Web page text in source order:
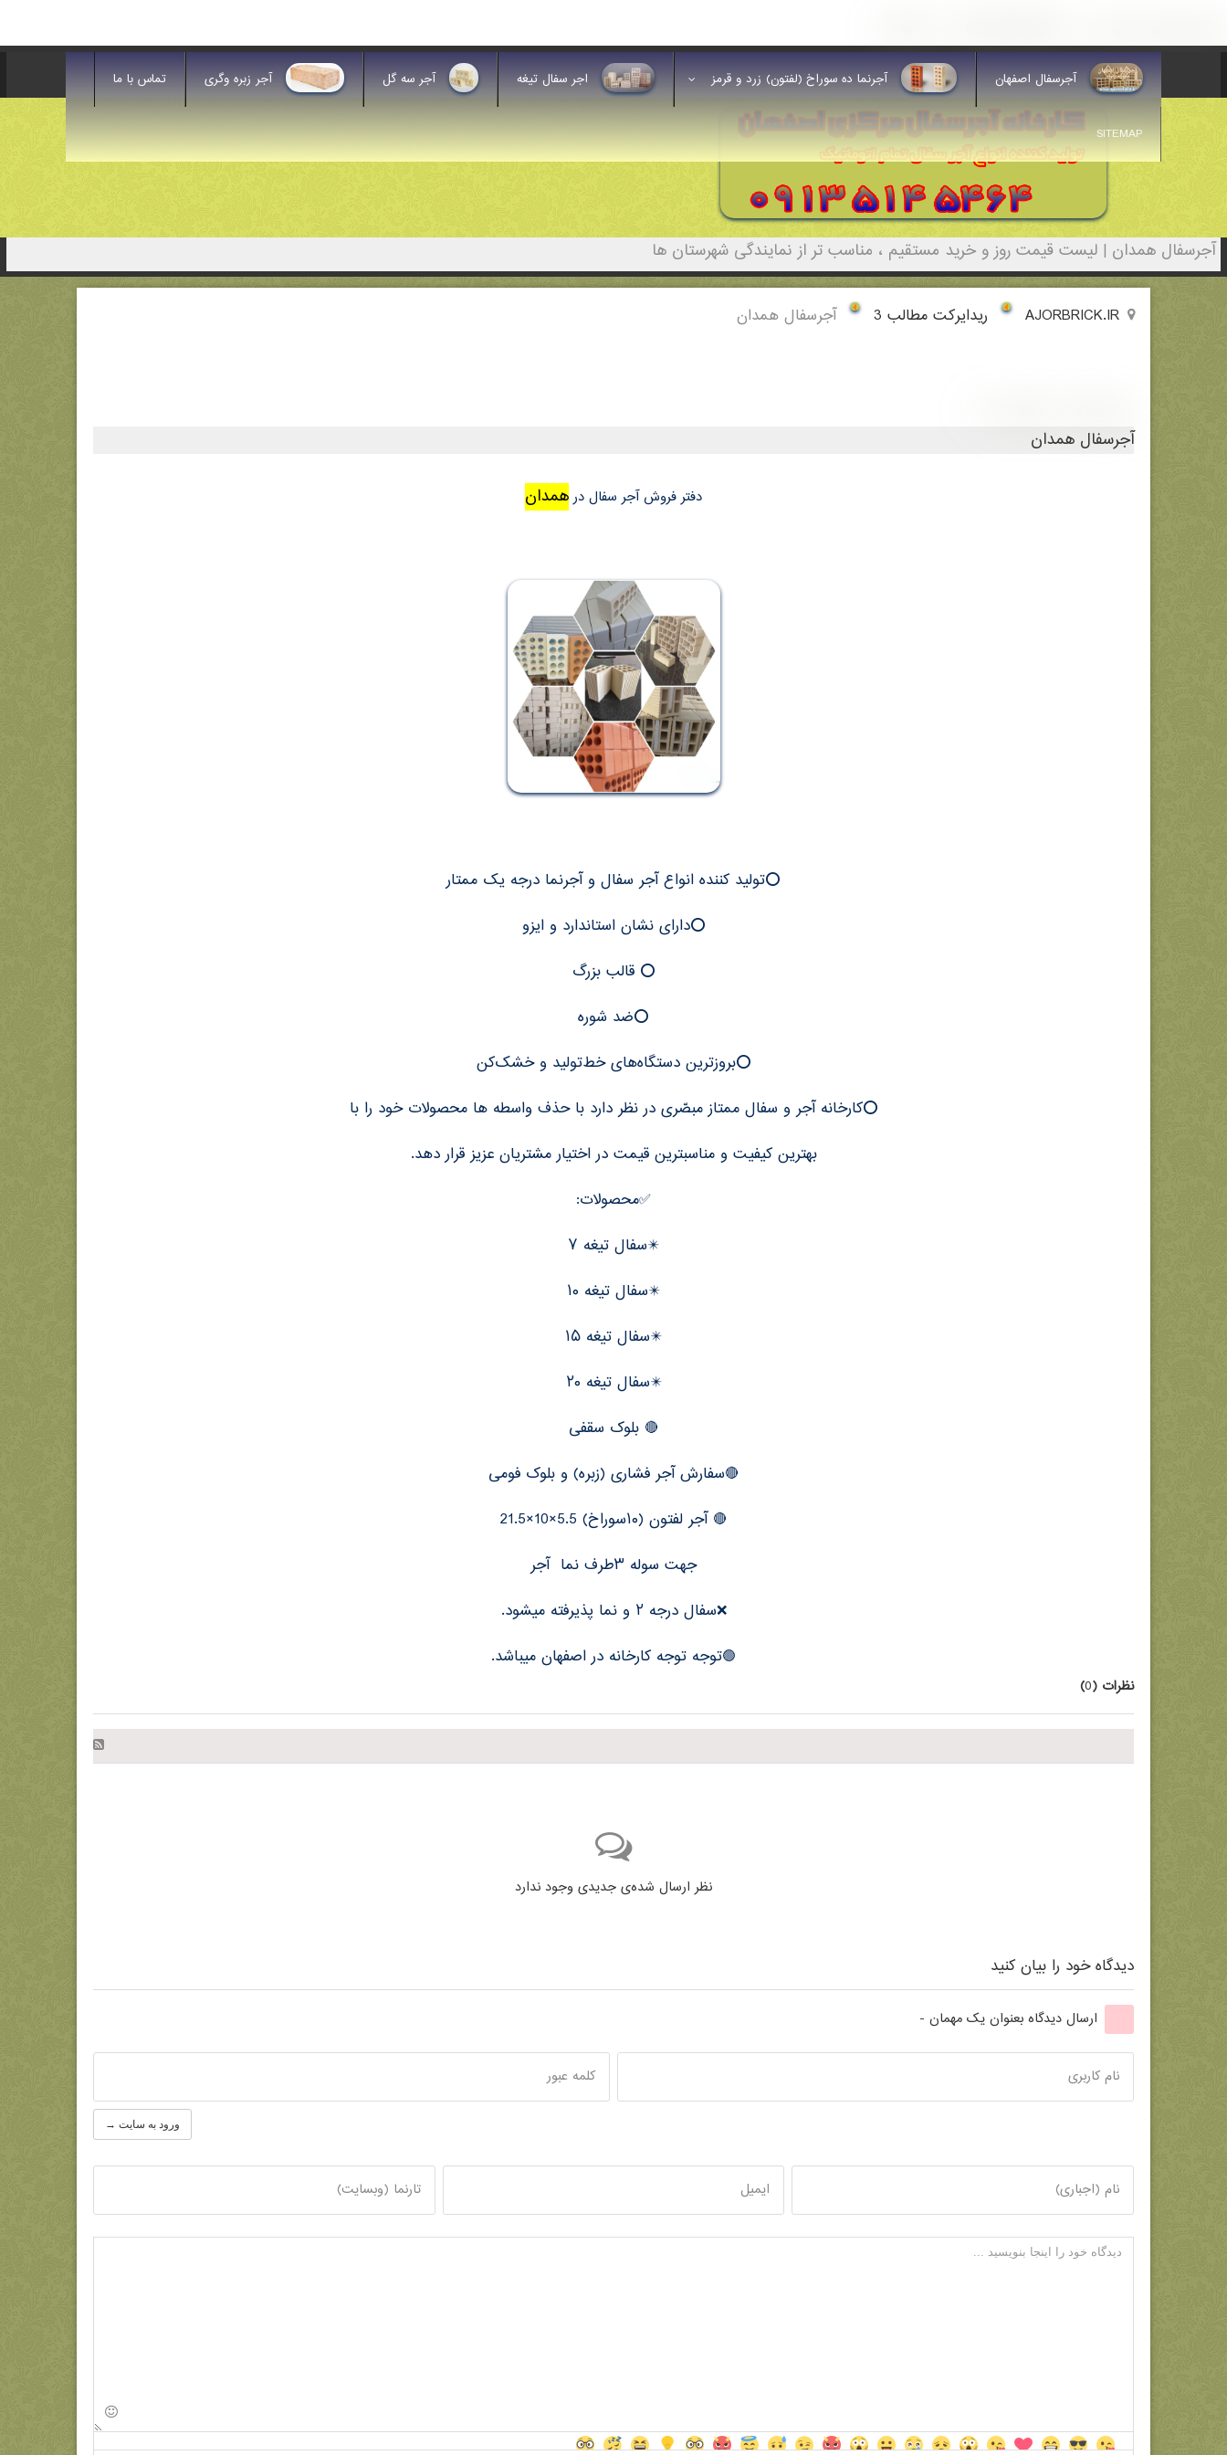
آجرسفال اصفهان آجرنما ده سوراخ (لفتون) زرد و قرمز اجر سفال تیغه آجر سه گل آجر زبره وگری تماس با ما
SITEMAP
آجرسفال همدان | لیست قیمت روز و خرید مستقیم ، مناسب تر از نمایندگی شهرستان ها
AJORBRICK.IR ریدایرکت مطالب 3 آجرسفال همدان
آجرسفال همدان
دفتر فروش آجر سفال درهمدان
⭕️تولید کننده انواع آجر سفال و آجرنما درجه یک ممتار
⭕️دارای نشان استاندارد و ایزو
⭕️ قالب بزرگ
⭕️ضد شوره
⭕️بروزترین دستگاه‌های خط‌تولید و خشک‌کن
⭕️کارخانه آجر و سفال ممتاز مبصّری در نظر دارد با حذف واسطه ها محصولات خود را با
بهترین کیفیت و مناسبترین قیمت در اختیار مشتریان عزیز قرار دهد.
✅محصولات:
✴️سفال تیغه ۷
✴️سفال تیغه ۱۰
✴️سفال تیغه ۱۵
✴️سفال تیغه ۲۰
🔴 بلوک سقفی
🔴سفارش آجر فشاری (زبره) و بلوک فومی
🔴 آجر لفتون (۱۰سوراخ) 5.5×10×21.5
جهت سوله ۳طرف نما آجر
❌سفال درجه ۲ و نما پذیرفته میشود.
🟢توجه توجه کارخانه در اصفهان میباشد.
نظرات (0
)
نظر ارسال شده‌ی جدیدی وجود ندارد
دیدگاه خود را بیان کنید
ارسال دیدگاه بعنوان یک مهمان -
نام کاربری کلمه عبور
ورود به سایت →
نام (اجباری) ایمیل تارنما (وبسایت)